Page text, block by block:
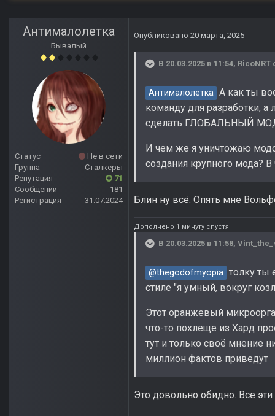
Антималолетка
Бывалый
Статус
Не в сети
Группа
Сталкеры
Репутация
71
Сообщений
181
Регистрация
31.07.2024
Опубликовано 20 марта, 2025
В 20.03.2025 в 11:54, RicoNRT
Антималолетка А как ты
команду для разработки, а
сделать ГЛОБАЛЬНЫЙ
И чем же я уничтожаю
создания крупного мода?
Блин ну всё. Опять мне
Дополнено 1 минуту спустя
В 20.03.2025 в 11:58,
@thegodofmyopia толку ты
стиле "я умный, вокруг
Этот оранжевый
что-то похлеще из Хард
тут и только своё мнение
миллион фактов приведут
Это довольно обидно. Все